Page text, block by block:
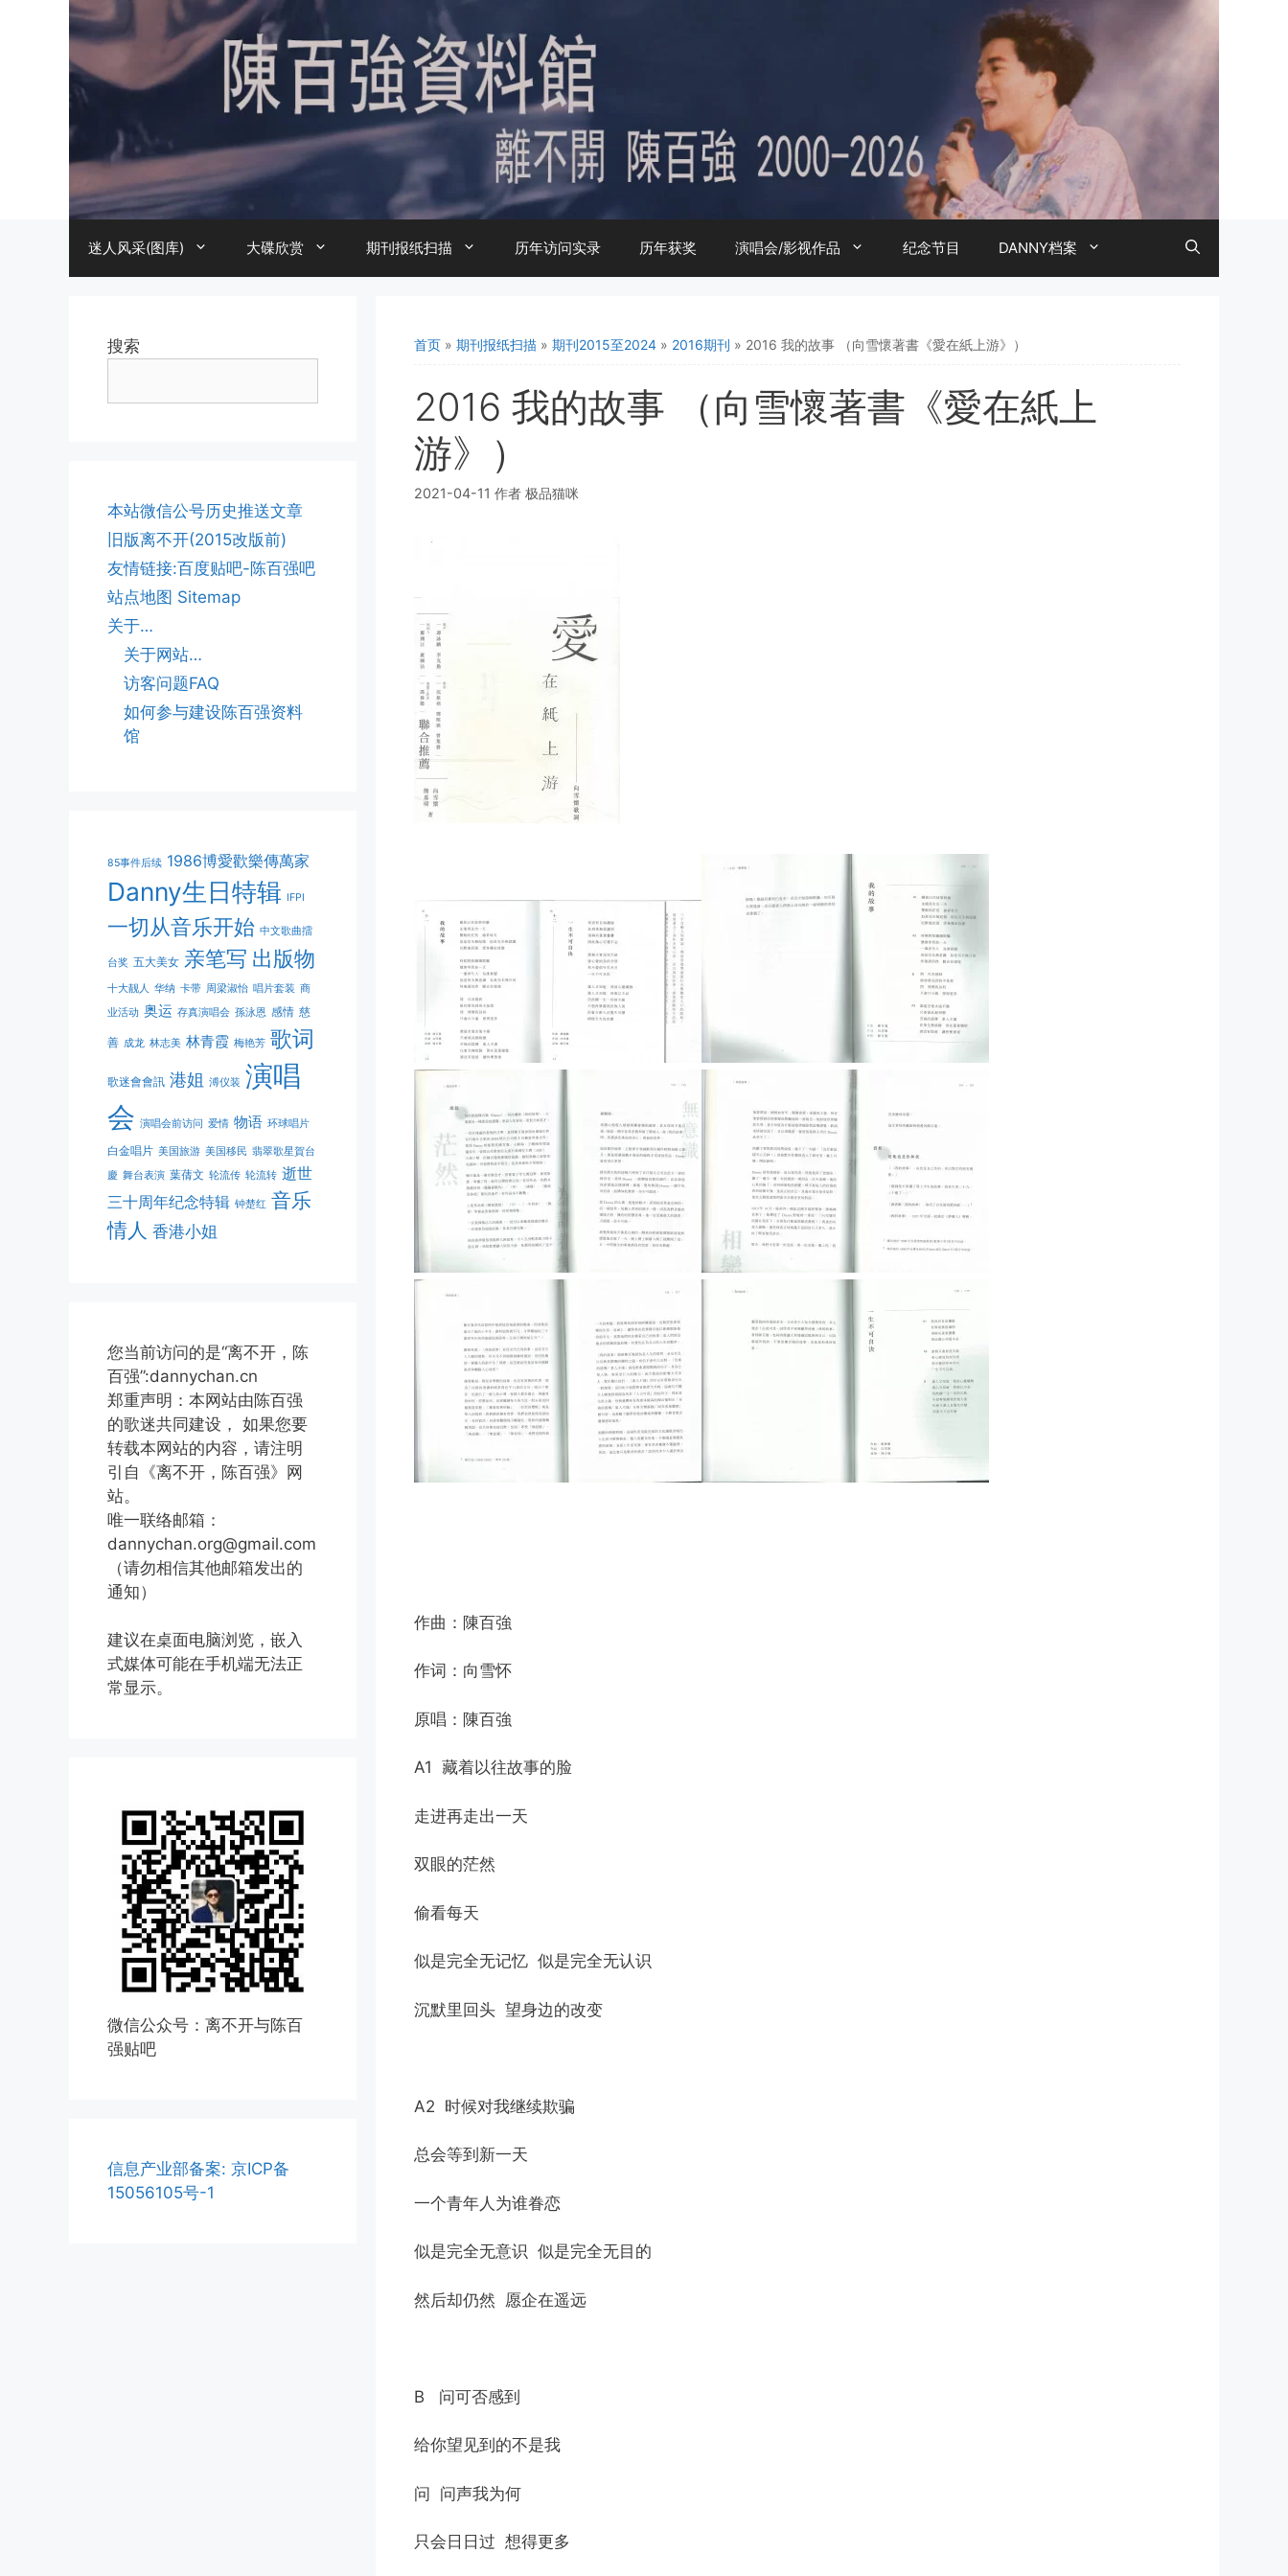
迷人风采(图库) 大碟欣赏 期刊报纸扫描 历年访问实录 历年获奖 演唱会/影视作品 纪念节目 DANNY档案
首页 » 期刊报纸扫描 » 期刊2015至2024 » 2016期刊 » 2016 我的故事 （向雪懷著書《愛在紙上游》）
2016 我的故事 （向雪懷著書《愛在紙上
游》）
2021-04-11 作者 极品猫咪
作曲：陳百強
作词：向雪怀
原唱：陳百強
A1 藏着以往故事的脸
走进再走出一天
双眼的茫然
偷看每天
似是完全无记忆 似是完全无认识
沉默里回头 望身边的改变
A2 时候对我继续欺骗
总会等到新一天
一个青年人为谁眷恋
似是完全无意识 似是完全无目的
然后却仍然 愿企在遥远
B 问可否感到
给你望见到的不是我
问 问声我为何
只会日日过 想得更多
搜索
本站微信公号历史推送文章
旧版离不开(2015改版前)
友情链接:百度贴吧-陈百强吧
站点地图 Sitemap
关于…
关于网站…
访客问题FAQ
如何参与建设陈百强资料
馆
85事件后续 1986博愛歡樂傳萬家
Danny生日特辑 IFPI
一切从音乐开始 中文歌曲擂
台奖 五大美女 亲笔写 出版物
十大靓人 华纳 卡带 周梁淑怡 唱片套装 商
业活动 奥运 存真演唱会 孫泳恩 感情 慈
善 成龙 林志美 林青霞 梅艳芳 歌词
歌迷會會訊 港姐 溥仪装 演唱
会 演唱会前访问 爱情 物语 环球唱片
白金唱片 美国旅游 美国移民 翡翠歌星賀台
慶 舞台表演 葉蒨文 轮流传 轮流转 逝世
三十周年纪念特辑 钟楚红 音乐
情人 香港小姐
您当前访问的是“离不开，陈
百强”:dannychan.cn
郑重声明：本网站由陈百强
的歌迷共同建设， 如果您要
转载本网站的内容，请注明
引自《离不开，陈百强》网
站。
唯一联络邮箱：
dannychan.org@gmail.com
（请勿相信其他邮箱发出的
通知）
建议在桌面电脑浏览，嵌入
式媒体可能在手机端无法正
常显示。
微信公众号：离不开与陈百
强贴吧
信息产业部备案: 京ICP备
15056105号-1